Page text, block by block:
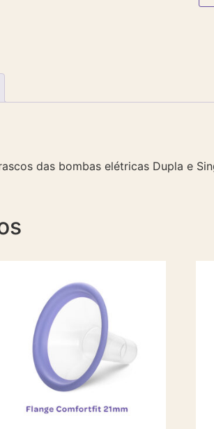
das bombas elétricas Dupla e